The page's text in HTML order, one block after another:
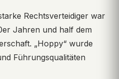
Rechtsverteidiger war
Jahren und half dem
„Hoppy“ wurde
Führungsqualitäten